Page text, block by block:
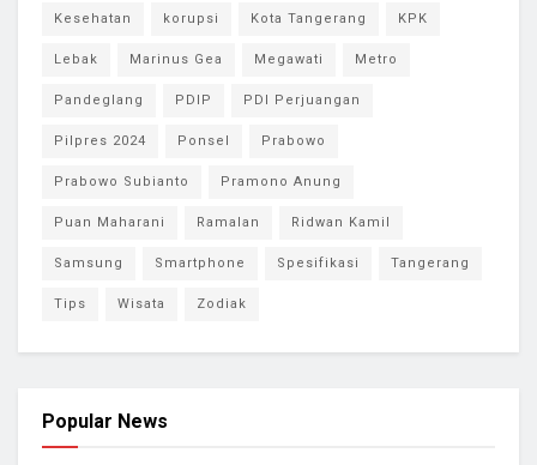
Kesehatan korupsi Kota Tangerang KPK
Lebak Marinus Gea Megawati Metro
Pandeglang PDIP PDI Perjuangan
Pilpres 2024 Ponsel Prabowo
Prabowo Subianto Pramono Anung
Puan Maharani Ramalan Ridwan Kamil
Samsung Smartphone Spesifikasi Tangerang
Tips Wisata Zodiak
Popular News